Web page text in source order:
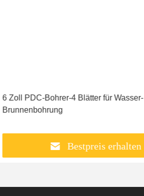
6 Zoll PDC-Bohrer-4 Blätter für Wasser-
Brunnenbohrung
Bestpreis erhalten